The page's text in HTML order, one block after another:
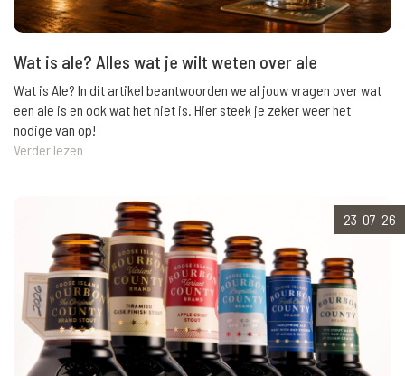
Wat is ale? Alles wat je wilt weten over ale
Wat is Ale? In dit artikel beantwoorden we al jouw vragen over wat
een ale is en ook wat het niet is. Hier steek je zeker weer het
nodige van op!
Verder lezen
23-07-26